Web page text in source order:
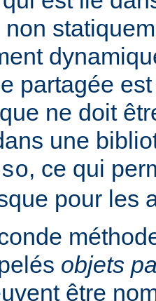
partagée
ne doit
une
, ce qui
pour les
objets
être